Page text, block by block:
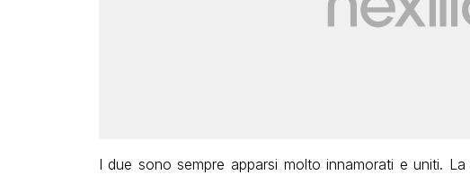
I due sono sempre apparsi molto innamorati e uniti. La